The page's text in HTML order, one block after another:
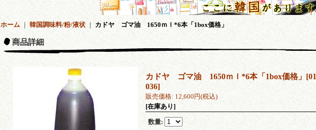
ホーム ｜ 韓国調味料/粉/液状 ｜カドヤ ゴマ油 1650ｍｌ*6本「1box価格」
商品詳細
カドヤ ゴマ油 1650ｍｌ*6本「1box価格」[01
036]
販売価格: 12,600円(税込)
[在庫あり]
数量: